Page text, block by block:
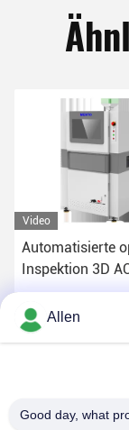
Video
Automatisierte
Inspektion 3D
Maschine
System
Erhalten Sie
Allen
Good day, what